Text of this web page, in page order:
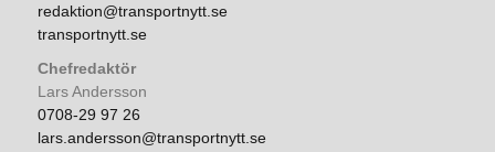
redaktion@transportnytt.se
transportnytt.se
Chefredaktör
Lars Andersson
0708-29 97 26
lars.andersson@transportnytt.se